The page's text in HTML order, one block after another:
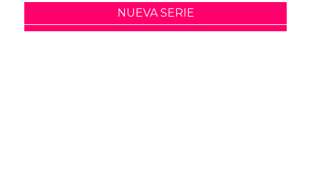
NUEVA SERIE
FEELS RIGHT